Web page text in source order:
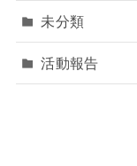
未分類
活動報告